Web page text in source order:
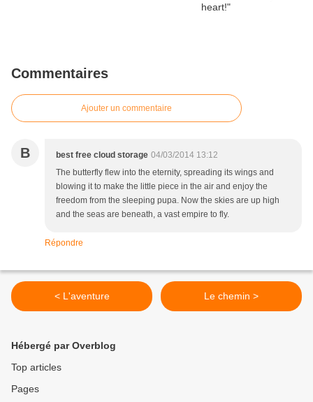
Commentaires
Ajouter un commentaire
B best free cloud storage 04/03/2014 13:12
The butterfly flew into the eternity, spreading its wings and
blowing it to make the little piece in the air and enjoy the
freedom from the sleeping pupa. Now the skies are up high
and the seas are beneath, a vast empire to fly.
Répondre
< L'aventure Le chemin >
Hébergé par Overblog
Top articles
Pages